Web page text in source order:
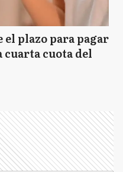
el plazo para pagar
cuarta cuota del